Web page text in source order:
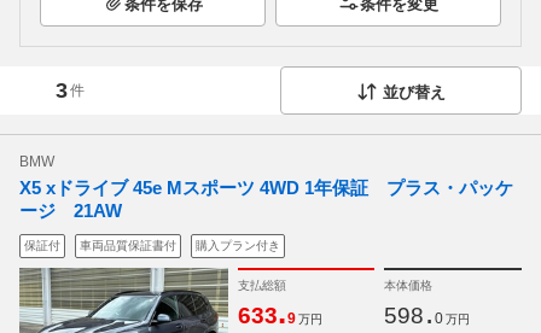
条件を保存 条件を変更
3件 並び替え
BMW
X5 xドライブ 45e Mスポーツ 4WD 1年保証 プラス・パッケ
ージ 21AW
保証付 車両品質保証書付 購入プラン付き
支払総額
633.9 万円
本体価格
598. 0 万円